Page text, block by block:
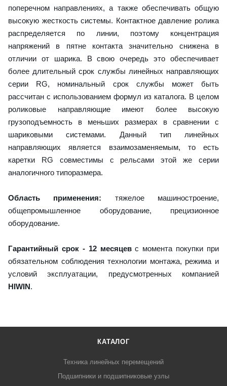
поперечном направлениях, а также обеспечивать общую
высокую жесткость системы. Контактное давление ролика
распределяется по линии, поэтому концентрация
напряжений в пятне контакта значительно снижена в
отличии от шарика. В свою очередь это обеспечивает
более длительный срок службы линейных направляющих
серии RG, номинальный срок службы может быть
рассчитан с использованием формул из каталога. В целом
роликовые направляющие имеют более высокую
грузоподъемность в меньших размерах в сравнении с
шариковыми системами. Данный тип линейных
направляющих является взаимозаменяемым, то есть
каретки RG совместимы с рельсами этой же серии
аналогичного типоразмера.
Область применения: тяжелое машиностроение,
общепромышленное оборудование, прецизионное
оборудование.
Гарантийный срок - 12 месяцевс момента покупки при
обязательном соблюдения технологии монтажа, режима и
условий эксплуатации, предусмотренных компанией
HIWIN.
КАТАЛОГ
Техника линейных перемещений
Подшипники и подшипниковые узлы